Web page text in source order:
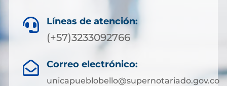
 Líneas de atención:
(+57)3233092766
 Correo electrónico:
unicapueblobello@supernotariado.gov.co